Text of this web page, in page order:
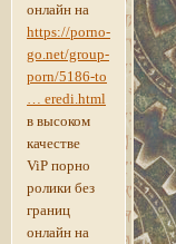
онлайн на
https://porno-
go.net/group-
porn/5186-to
… eredi.html
в высоком
качестве
ViP порно
ролики без
границ
онлайн на